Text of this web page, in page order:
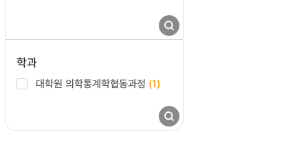
학과
대학원 의학통계학협동과정 (1)